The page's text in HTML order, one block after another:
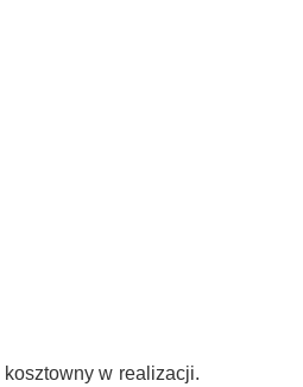
w realizacji.